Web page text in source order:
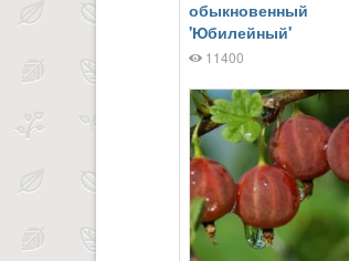
обыкновенный
'Юбилейный'
11400